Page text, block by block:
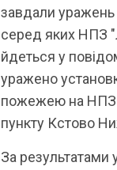
завдали уражень
серед яких НПЗ
йдеться у
уражено
пожежею на НПЗ
пункту Кстово
За результатами